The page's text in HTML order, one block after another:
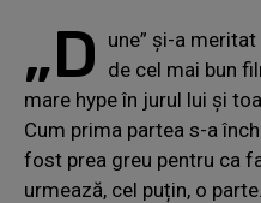
„D une” și-a
de cel mai bun
mare hype în jurul lui și
Cum prima partea s-a
fost prea greu pentru ca
urmează, cel puțin, o parte.